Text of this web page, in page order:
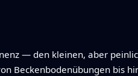
— den kleinen, aber
Beckenbodenübungen bis